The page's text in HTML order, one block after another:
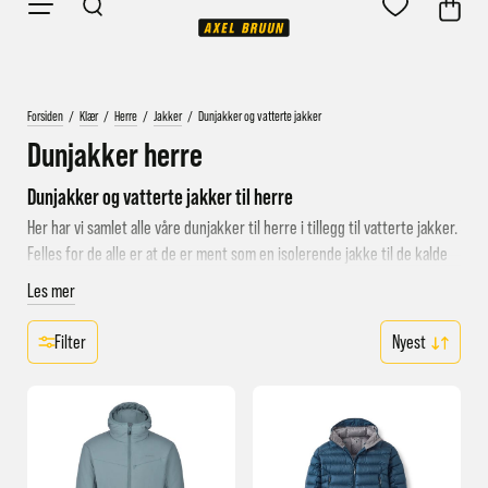
Forsiden / Klær / Herre / Jakker / Dunjakker og vatterte jakker
Dunjakker herre
Dunjakker og vatterte jakker til herre
Her har vi samlet alle våre dunjakker til herre i tillegg til vatterte jakker.
Felles for de alle er at de er ment som en isolerende jakke til de kalde
dagene. Mange av jakkene kan dessuten brukes som mellomlagsjakke
til herre.
Hvor varm er jakken?
ikke noe godt svar på dette spørsmålet, da det avhenger av vind, vær
og temperatur i tillegg til personen som bruker jakken. Hva du har
under jakken påvirker også hvor varm en dunjakke oppleves.
Les mer
Filter